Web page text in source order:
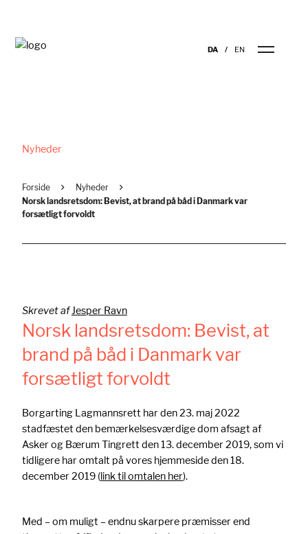
DA EN
Nyheder
Forside
Nyheder
Norsk landsretsdom: Bevist, at brand på båd i Danmark var
forsætligt forvoldt
Skrevet af Jesper Ravn
Norsk landsretsdom: Bevist, at
brand på båd i Danmark var
forsætligt forvoldt
Borgarting Lagmannsrett har den 23. maj 2022
stadfæstet den bemærkelsesværdige dom afsagt af
Asker og Bærum Tingrett den 13. december 2019, som vi
tidligere har omtalt på vores hjemmeside den 18.
december 2019 (link til omtalen her).
Med – om muligt – endnu skarpere præmisser end